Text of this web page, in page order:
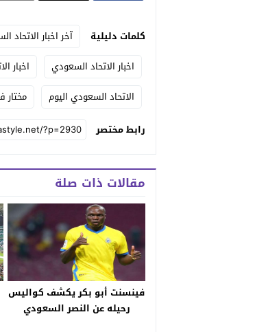
كلمات دليلية آخر اخبار الاتحاد
اخبار الاتحاد السعودي
اخبار
الاتحاد السعودي اليوم
مختار
رابط مختصر
مقالات ذات صلة
فينسنت أبو بكر يكشف كواليس
رحيله عن النصر السعودي